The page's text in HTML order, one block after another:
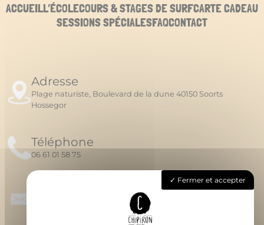
ACCUEILL’ÉCOLECOURS & STAGES DE SURFCARTE CADEAU
SESSIONS SPÉCIALESFAQCONTACT
Adresse
Plage naturiste, Boulevard de la dune 40150 Soorts
Hossegor
Téléphone
06 61 01 58 75
chipironsurfschool@gmail.com
Fermer et accepter